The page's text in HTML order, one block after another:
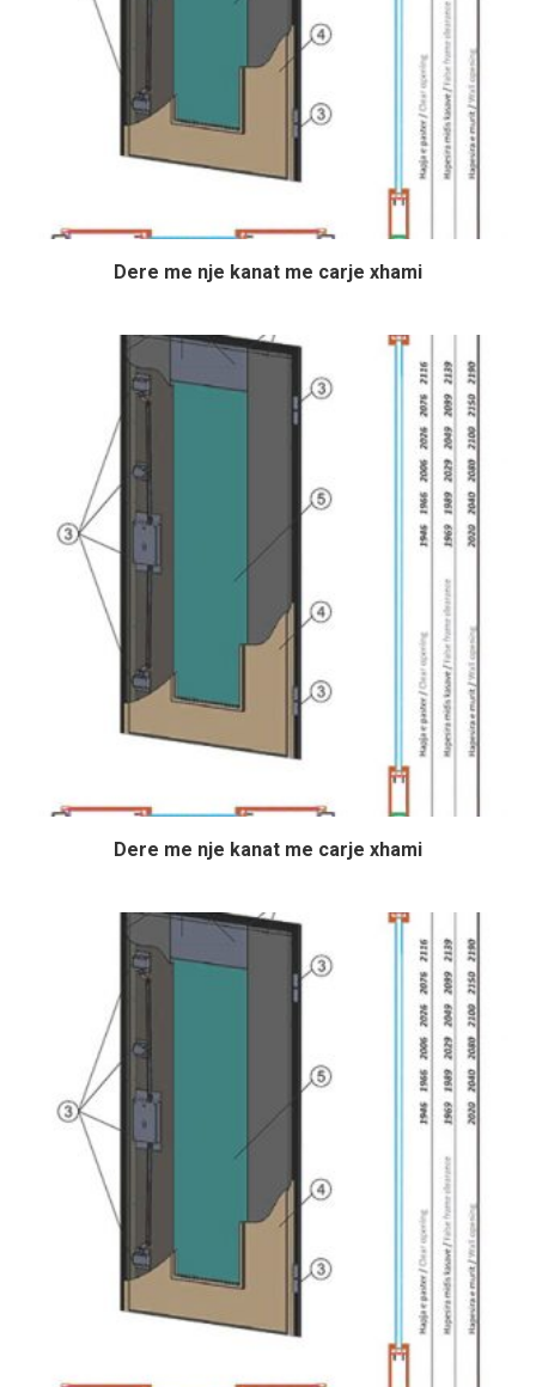
Dere me nje kanat me carje xhami
Dere me nje kanat me carje xhami